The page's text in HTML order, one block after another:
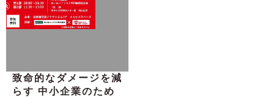
致命的なダメージを減
らす 中小企業のため